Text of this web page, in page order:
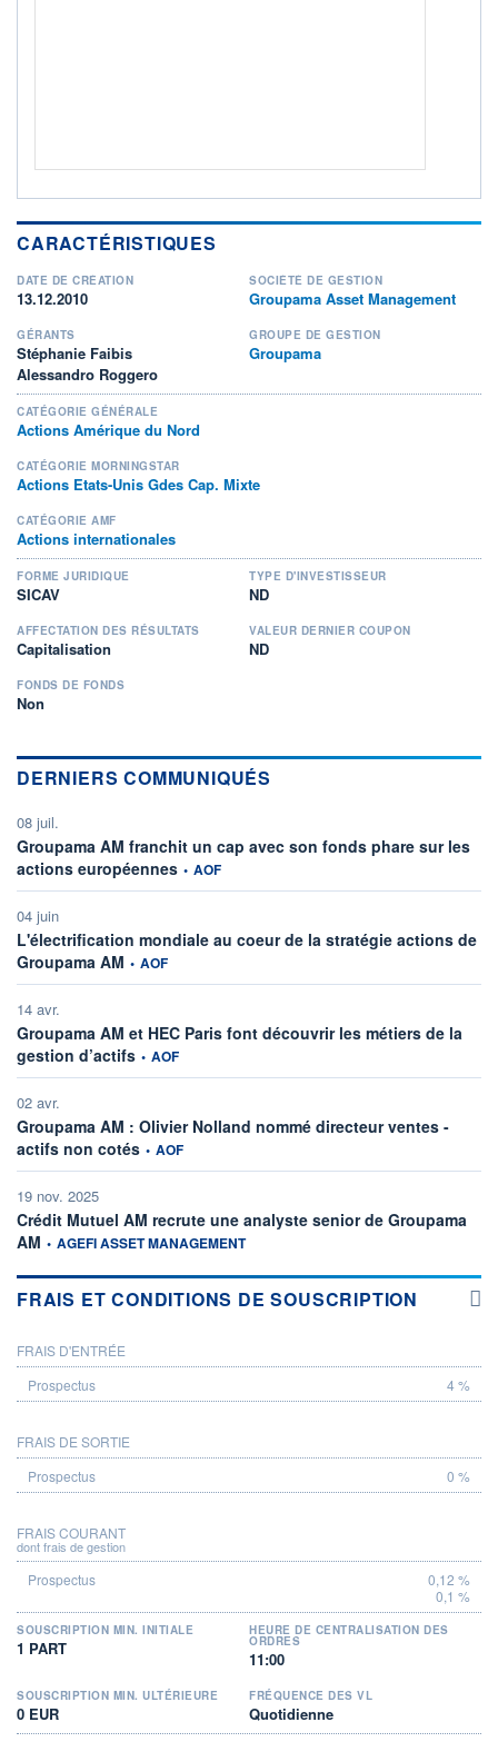
CARACTÉRISTIQUES
DATE DE CRÉATION
13.12.2010
SOCIÉTÉ DE GESTION
Groupama Asset Management
GÉRANTS
Stéphanie Faibis
Alessandro Roggero
GROUPE DE GESTION
Groupama
CATÉGORIE GÉNÉRALE
Actions Amérique du Nord
CATÉGORIE MORNINGSTAR
Actions Etats-Unis Gdes Cap. Mixte
CATÉGORIE AMF
Actions internationales
FORME JURIDIQUE
SICAV
TYPE D'INVESTISSEUR
ND
AFFECTATION DES RÉSULTATS
Capitalisation
VALEUR DERNIER COUPON
ND
FONDS DE FONDS
Non
DERNIERS COMMUNIQUÉS
08 juil.
Groupama AM franchit un cap avec son fonds phare sur les
actions européennes information fournie par
• AOF
04 juin
L'électrification mondiale au coeur de la stratégie actions de
Groupama AM information fournie par
• AOF
14 avr.
Groupama AM et HEC Paris font découvrir les métiers de la
gestion d’actifs information fournie par
• AOF
02 avr.
Groupama AM : Olivier Nolland nommé directeur ventes -
actifs non cotés information fournie par
• AOF
19 nov. 2025
Crédit Mutuel AM recrute une analyste senior de Groupama
AM information fournie par
• AGEFI ASSET MANAGEMENT
FRAIS ET CONDITIONS DE SOUSCRIPTION
PROSPECTUS
FRAIS D'ENTRÉE
4 %
FRAIS DE SORTIE
0 %
FRAIS COURANT
dont frais de gestion
0,12 %
0,1 %
SOUSCRIPTION MIN. INITIALE
1 PART
HEURE DE CENTRALISATION DES
ORDRES
11:00
SOUSCRIPTION MIN. ULTÉRIEURE
0 EUR
FRÉQUENCE DES VL
Quotidienne